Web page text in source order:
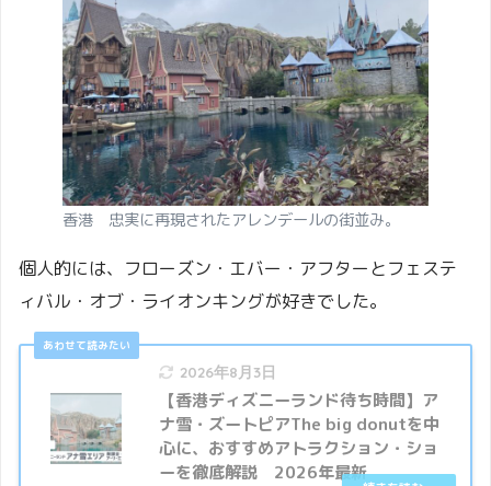
香港 忠実に再現されたアレンデールの街並み。
個人的には、フローズン・エバー・アフターとフェステ
ィバル・オブ・ライオンキングが好きでした。
2026年8月3日
【香港ディズニーランド待ち時間】ア
ナ雪・ズートピアThe big donutを中
心に、おすすめアトラクション・ショ
ーを徹底解説 2026年最新